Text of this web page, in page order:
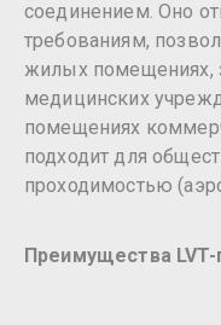
соединением. Оно
требованиям,
жилых помещениях,
медицинских
помещениях
подходит для
проходимостью
Преимущества LVT-